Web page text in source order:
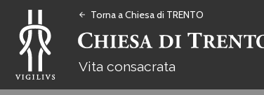
arrow_back Torna a Chiesa di TRENTO
Vita consacrata